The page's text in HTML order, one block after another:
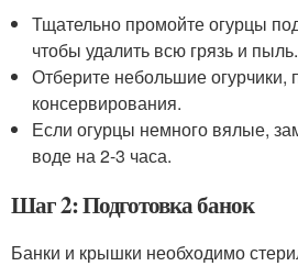
Тщательно промойте огурцы
чтобы удалить всю грязь и пыль.
Отберите небольшие огурчики,
консервирования.
Если огурцы немного вялые,
воде на 2-3 часа.
Шаг 2: Подготовка банок
Банки и крышки необходимо